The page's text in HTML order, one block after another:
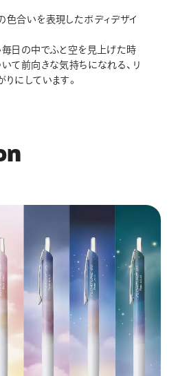
色合いを表現したボディデザイ
毎日の中でふと空を見上げた時
て前向きな気持ちになれる、リ
にしています。
n